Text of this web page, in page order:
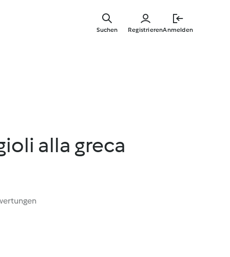
RegistrierenAnmelden
Suchen
alla greca